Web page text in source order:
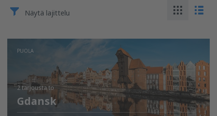
Näytä lajittelu
PUOLA
2 tarjousta to
Gdansk